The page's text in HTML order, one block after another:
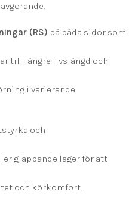
(RS) på båda sidor som
till längre livslängd och
i varierande
och
glappande lager för att
och körkomfort.